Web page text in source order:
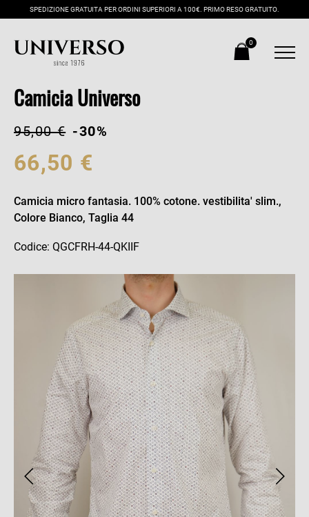
SPEDIZIONE GRATUITA PER ORDINI SUPERIORI A 100€. PRIMO RESO GRATUITO.
0
Camicia Universo
95,00 € -30%
66,50 €
Camicia micro fantasia. 100% cotone. vestibilita' slim.,
Colore Bianco, Taglia 44
Codice: QGCFRH-44-QKIIF